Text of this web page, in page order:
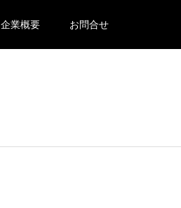
企業概要 お問合せ